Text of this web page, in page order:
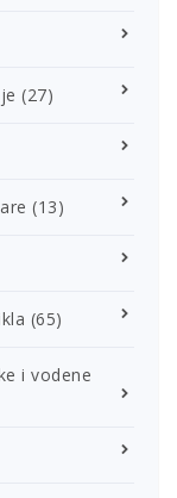
(27)
(13)
(65)
i vodene